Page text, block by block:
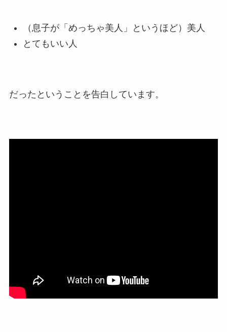
（息子が「めっちゃ美人」というほど）美人
とてもいい人
だったということを告白しています。